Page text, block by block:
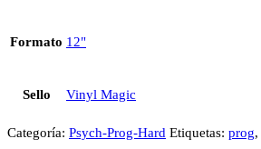
Formato 12"
Sello Vinyl Magic
Categoría: Psych-Prog-Hard Etiquetas: prog,